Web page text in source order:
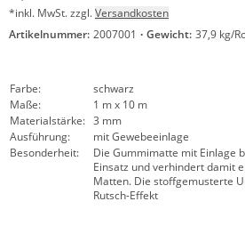
*inkl. MwSt. zzgl.Versandkosten
Artikelnummer: 2007001 · Gewicht: 37,9 kg/
Farbe:
schwarz
Maße:
1 m x 10 m
Materialstärke: 3 mm
Ausführung:
mit Gewebeeinlage
Besonderheit:
Die Gummimatte mit Einlage
Einsatz und verhindert damit
Matten. Die stoffgemusterte
Rutsch-Effekt